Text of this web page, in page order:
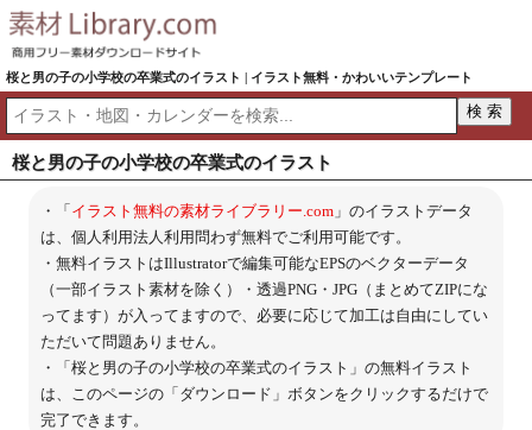
桜と男の子の小学校の卒業式のイラスト | イラスト無料・かわいいテンプレート
桜と男の子の小学校の卒業式のイラスト
・「イラスト無料の素材ライブラリー.com」のイラストデータ
は、個人利用法人利用問わず無料でご利用可能です。
・無料イラストはIllustratorで編集可能なEPSのベクターデータ
（一部イラスト素材を除く）・透過PNG・JPG（まとめてZIPにな
ってます）が入ってますので、必要に応じて加工は自由にしてい
ただいて問題ありません。
・「桜と男の子の小学校の卒業式のイラスト」の無料イラスト
は、このページの「ダウンロード」ボタンをクリックするだけで
完了できます。